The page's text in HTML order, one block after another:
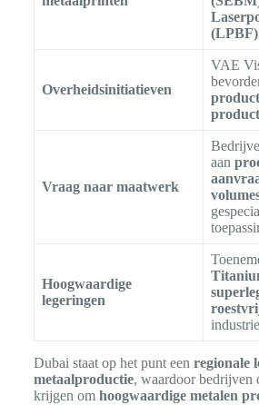
(LPBF)
Overheidsinitiatieven
VAE
Vraag naar maatwerk
aan
Hoogwaardige
legeringen
Dubai staat op het punt een regionale
metaalproductie, waardoor bedrijven
krijgen om hoogwaardige metalen